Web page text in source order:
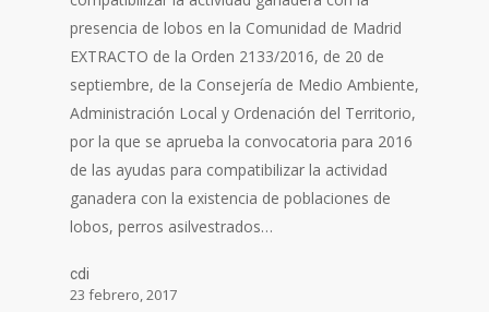
presencia de lobos en la Comunidad de Madrid
EXTRACTO de la Orden 2133/2016, de 20 de
septiembre, de la Consejería de Medio Ambiente,
Administración Local y Ordenación del Territorio,
por la que se aprueba la convocatoria para 2016
de las ayudas para compatibilizar la actividad
ganadera con la existencia de poblaciones de
lobos, perros asilvestrados…
cdi
23 febrero, 2017